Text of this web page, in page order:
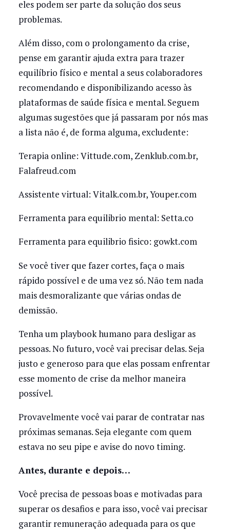
eles podem ser parte da solução dos seus
problemas.
Além disso, com o prolongamento da crise,
pense em garantir ajuda extra para trazer
equilíbrio físico e mental a seus colaboradores
recomendando e disponibilizando acesso às
plataformas de saúde física e mental. Seguem
algumas sugestões que já passaram por nós mas
a lista não é, de forma alguma, excludente:
Terapia online: Vittude.com, Zenklub.com.br,
Falafreud.com
Assistente virtual: Vitalk.com.br, Youper.com
Ferramenta para equilibrio mental: Setta.co
Ferramenta para equilibrio fisico: gowkt.com
Se você tiver que fazer cortes, faça o mais
rápido possível e de uma vez só. Não tem nada
mais desmoralizante que várias ondas de
demissão.
Tenha um playbook humano para desligar as
pessoas. No futuro, você vai precisar delas. Seja
justo e generoso para que elas possam enfrentar
esse momento de crise da melhor maneira
possível.
Provavelmente você vai parar de contratar nas
próximas semanas. Seja elegante com quem
estava no seu pipe e avise do novo timing.
Antes, durante e depois…
Você precisa de pessoas boas e motivadas para
superar os desafios e para isso, você vai precisar
garantir remuneração adequada para os que